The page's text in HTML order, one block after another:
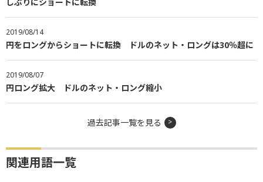
しぶりにショートに転換
2019/08/14
円をロングからショートに転換 ドルのネット・ロングは30％超に
2019/08/07
円ロング拡大 ドルのネット・ロング縮小
過去記事一覧を見る
関連用語一覧